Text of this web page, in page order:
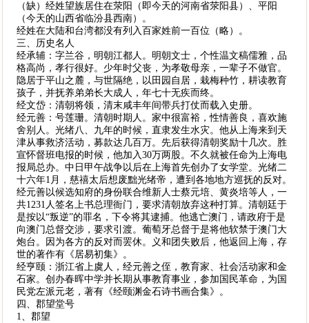
（缺）经姓望族居住在荥阳（即今天的河南省荥阳县）、平阳
（今天的山西省临汾县西南）。
经姓在大陆和台湾都没有列入百家姓前一百位（略）。
三、历史名人
经承辅：字兰谷，明朝江都人。明朝文士，个性温文稿儒雅，品
格高尚，孝行很好。少年时父丧，为孝敬母亲，一辈子不做官。
隐居于平山之麓，与世隔绝，以田园自居，栽梅种竹，耕读教育
孩子，并抚养弟弟长大成人，年七十无疾而终。
经文岱：清朝将领，清末咸丰年间带兵打仗而载入史册。
经元善：号莲珊。清朝时期人。家中很富裕，性情善良，喜欢施
舍别人。光绪八、九年的时候，直隶发生水灾。他从上海来到天
津从事救济活动，募款达几百万。先后获得清朝奖励十几次。胜
宣怀督班电报的时候，他加入30万两股。不久就被任命为上海电
报局总办。中日甲午战争以后在上海首先创办了女学堂。光绪二
十六年1月，慈禧太后想废黜光绪帝，遭到各地地方巡抚的反对。
经元善以候选知府的身份联合维新人士蔡元培、黄炎培等人，一
共1231人签名上书总理衙门，要求清朝放弃这种打算。清朝廷于
是按以“叛逆”的罪名，下令将其逮捕。他逃亡澳门，请政府于是
向澳门总督交涉，要求引渡。葡萄牙总督于是将他软禁于澳门大
炮台。因为各方的反对而罢休。义和团失败后，他返回上海，存
世的著作有《居易初集》。
经亨颐：浙江省上虞人，经元善之侄，教育家、社会活动家和金
石家。创办春晖中学并长期从事教育事业，参加国民革命，为国
民党左派元老，著有《经颐渊金石诗书画合集》。
四、郡望堂号
1、郡望